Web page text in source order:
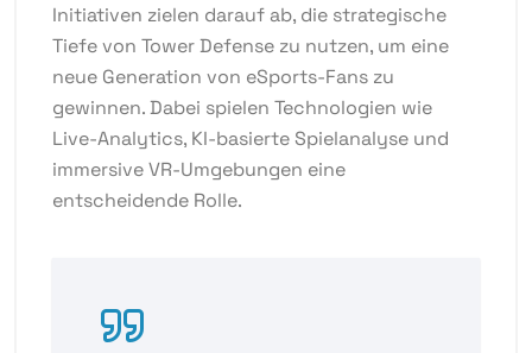
Initiativen zielen darauf ab, die strategische
Tiefe von Tower Defense zu nutzen, um eine
neue Generation von eSports-Fans zu
gewinnen. Dabei spielen Technologien wie
Live-Analytics, KI-basierte Spielanalyse und
immersive VR-Umgebungen eine
entscheidende Rolle.